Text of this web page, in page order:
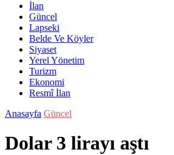
İlan
Güncel
Lapseki
Belde Ve Köyler
Siyaset
Yerel Yönetim
Turizm
Ekonomi
Resmî İlan
Anasayfa Güncel
Dolar 3 lirayı aştı